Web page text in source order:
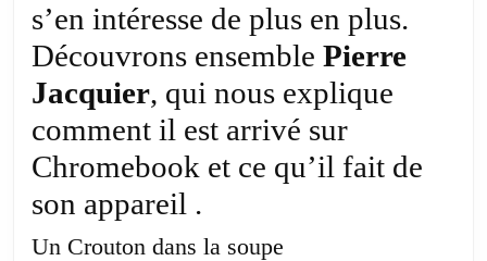
s’en intéresse de plus en plus.
Découvrons ensemble Pierre
Jacquier, qui nous explique
comment il est arrivé sur
Chromebook et ce qu’il fait de
son appareil .
Un Crouton dans la soupe